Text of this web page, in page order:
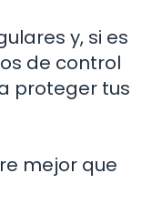
y, si es
de control
proteger tus
mejor que